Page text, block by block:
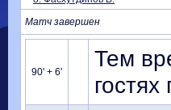
Матч завершен
90' + 6'
Тем